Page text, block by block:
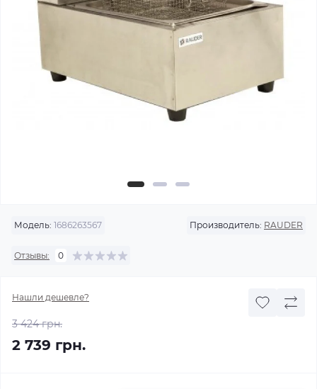
Модель: 1686263567 Производитель: RAUDER
Отзывы: 0
Нашли дешевле?
3 424 грн.
2 739 грн.